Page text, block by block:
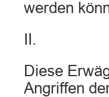
werden
II.
Diese
Angriffen